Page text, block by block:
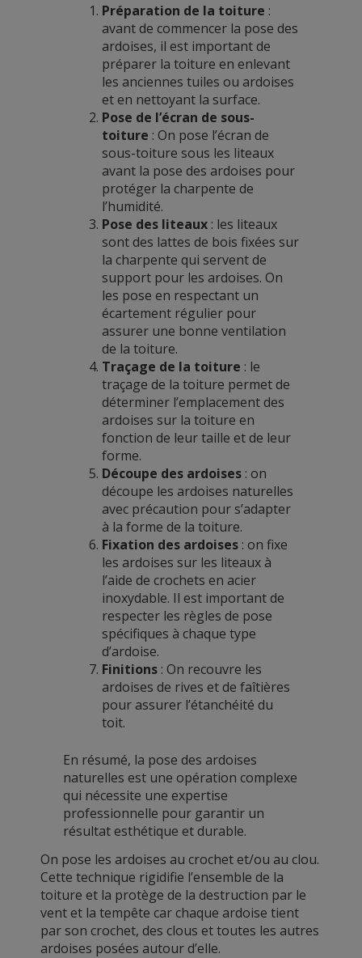
Préparation de la toiture :
avant de commencer la pose des
ardoises, il est important de
préparer la toiture en enlevant
les anciennes tuiles ou ardoises
et en nettoyant la surface.
Pose de l’écran de sous-
toiture : On pose l’écran de
sous-toiture sous les liteaux
avant la pose des ardoises pour
protéger la charpente de
l’humidité.
Pose des liteaux: les liteaux
sont des lattes de bois fixées sur
la charpente qui servent de
support pour les ardoises. On
les pose en respectant un
écartement régulier pour
assurer une bonne ventilation
de la toiture.
Traçage de la toiture : le
traçage de la toiture permet de
déterminer l’emplacement des
ardoises sur la toiture en
fonction de leur taille et de leur
forme.
Découpe des ardoises: on
découpe les ardoises naturelles
avec précaution pour s’adapter
à la forme de la toiture.
Fixation des ardoises: on fixe
les ardoises sur les liteaux à
l’aide de crochets en acier
inoxydable. Il est important de
respecter les règles de pose
spécifiques à chaque type
d’ardoise.
Finitions: On recouvre les
ardoises de rives et de faîtières
pour assurer l’étanchéité du
toit.
En résumé, la pose des ardoises
naturelles est une opération complexe
qui nécessite une expertise
professionnelle pour garantir un
résultat esthétique et durable.
On pose les ardoises au crochet et/ou au clou.
Cette technique rigidifie l’ensemble de la
toiture et la protège de la destruction par le
vent et la tempête car chaque ardoise tient
par son crochet, des clous et toutes les autres
ardoises posées autour d’elle.